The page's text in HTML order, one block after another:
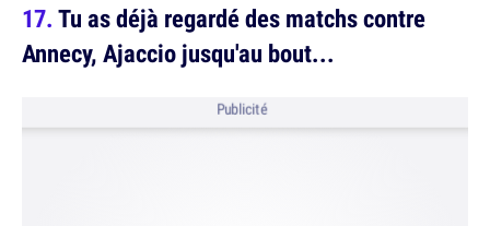
Tu as déjà regardé des matchs contre
Annecy, Ajaccio jusqu'au bout...
Publicité